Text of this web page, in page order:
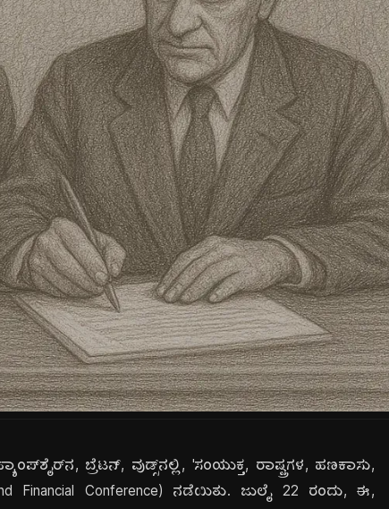
ಬ್ರೆಟನ್, ವುಡ್ಸ್‌ನಲ್ಲಿ, 'ಸಂಯುಕ್ತ, ರಾಷ್ಟ್ರಗಳ, ಹಣಕಾಸು,
Financial Conference) ನಡೆಯಿತು. ಜುಲೈ 22 ರಂದು, ಈ,